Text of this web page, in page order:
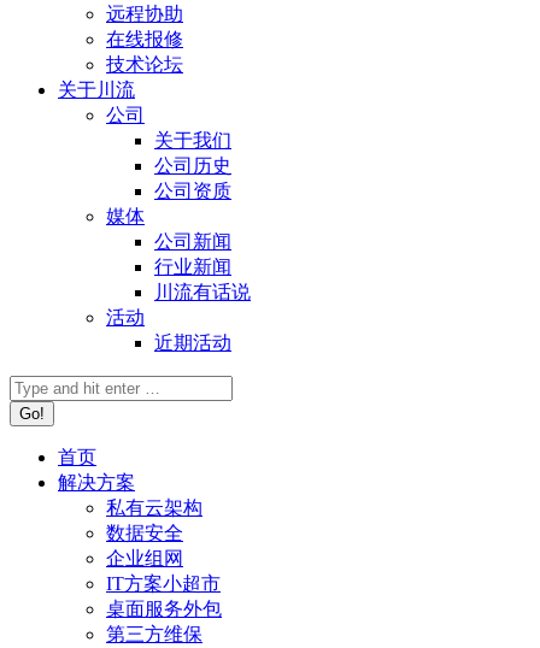
远程协助
在线报修
技术论坛
关于川流
公司
关于我们
公司历史
公司资质
媒体
公司新闻
行业新闻
川流有话说
活动
近期活动
首页
解决方案
私有云架构
数据安全
企业组网
IT方案小超市
桌面服务外包
第三方维保